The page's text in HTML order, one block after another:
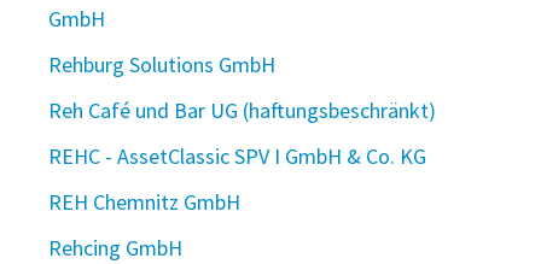
GmbH
Rehburg Solutions GmbH
Reh Café und Bar UG (haftungsbeschränkt)
REHC - AssetClassic SPV I GmbH & Co. KG
REH Chemnitz GmbH
Rehcing GmbH